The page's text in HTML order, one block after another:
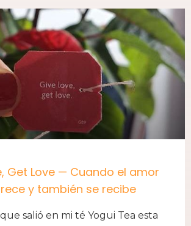
Get Love — Cuando el amor
y también se recibe
salió en mi té Yogui Tea esta